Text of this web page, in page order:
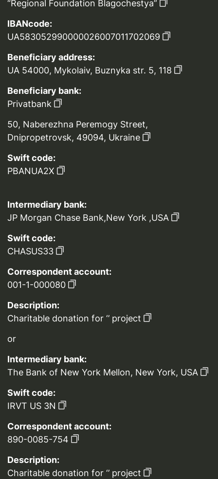
“Regional Foundation Blagochestya”
IBANcode:
UA583052990000026007011702069
Beneficiary address:
UA 54000, Mykolaiv, Buznyka str. 5, 118
Beneficiary bank:
Privatbank
50, Naberezhna Peremogy Street,
Dnipropetrovsk, 49094, Ukraine
Swift code:
PBANUA2X
Intermediary bank:
JP Morgan Chase Bank,New York ,USA
Swift code:
CHASUS33
Correspondent account:
001-1-000080
Description:
Charitable donation for ‘’ project
or
Intermediary bank:
The Bank of New York Mellon, New York, USA
Swift code:
IRVT US 3N
Correspondent account:
890-0085-754
Description:
Charitable donation for ‘’ project